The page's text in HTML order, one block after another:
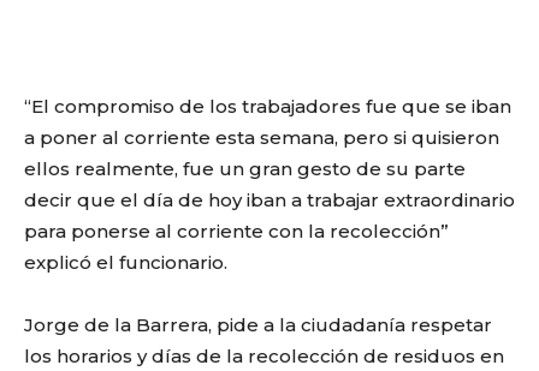
“El compromiso de los trabajadores fue que se iban
a poner al corriente esta semana, pero si quisieron
ellos realmente, fue un gran gesto de su parte
decir que el día de hoy iban a trabajar extraordinario
para ponerse al corriente con la recolección”
explicó el funcionario.
Jorge de la Barrera, pide a la ciudadanía respetar
los horarios y días de la recolección de residuos en